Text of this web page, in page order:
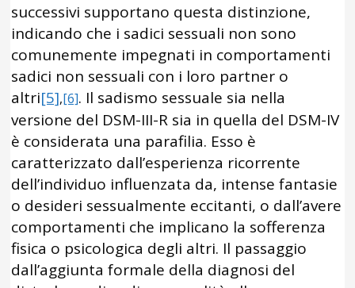
successivi supportano questa distinzione,
indicando che i sadici sessuali non sono
comunemente impegnati in comportamenti
sadici non sessuali con i loro partner o
altri[5],[6]. Il sadismo sessuale sia nella
versione del DSM-III-R sia in quella del DSM-IV
è considerata una parafilia. Esso è
caratterizzato dall’esperienza ricorrente
dell’individuo influenzata da, intense fantasie
o desideri sessualmente eccitanti, o dall’avere
comportamenti che implicano la sofferenza
fisica o psicologica degli altri. Il passaggio
dall’aggiunta formale della diagnosi del